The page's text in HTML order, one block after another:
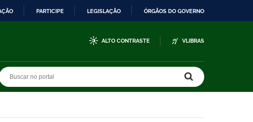
PARTICIPE LEGISLAÇÃO ÓRGÃOS DO GOVERNO
ALTO CONTRASTE VLIBRAS